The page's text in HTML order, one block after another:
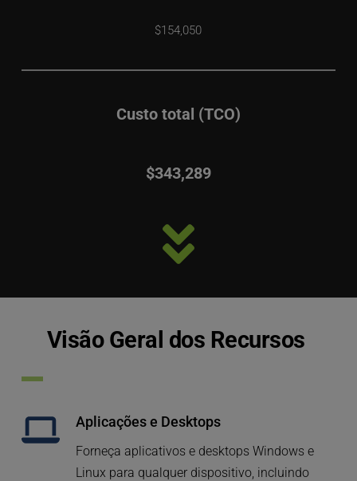
$154,050
Custo total (TCO)
$343,289
Visão Geral dos Recursos
Aplicações e Desktops
Forneça aplicativos e desktops Windows e
Linux para qualquer dispositivo, incluindo